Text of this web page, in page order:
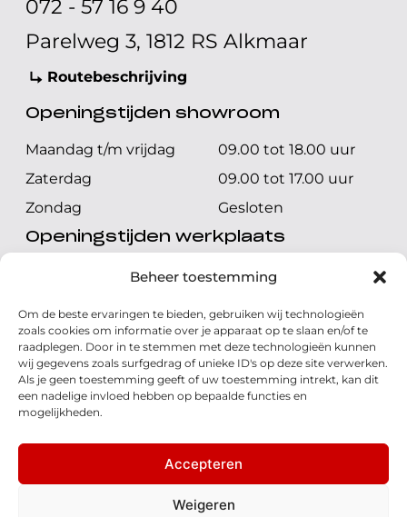
Beheer toestemming
Om de beste ervaringen te bieden, gebruiken wij technologieën
zoals cookies om informatie over je apparaat op te slaan en/of te
raadplegen. Door in te stemmen met deze technologieën kunnen
wij gegevens zoals surfgedrag of unieke ID's op deze site verwerken.
Als je geen toestemming geeft of uw toestemming intrekt, kan dit
een nadelige invloed hebben op bepaalde functies en
mogelijkheden.
Accepteren
Weigeren
072 - 57 16 9 40
Parelweg 3, 1812 RS Alkmaar
Routebeschrijving
Openingstijden showroom
Maandag t/m vrijdag
09.00 tot 18.00 uur
Zaterdag
09.00 tot 17.00 uur
Zondag
Gesloten
Openingstijden werkplaats
Maandag t/m vrijdag
08.00 tot 17.00 uur
Zondag
Gesloten
Volg ons
© 2026 - Honda Welman